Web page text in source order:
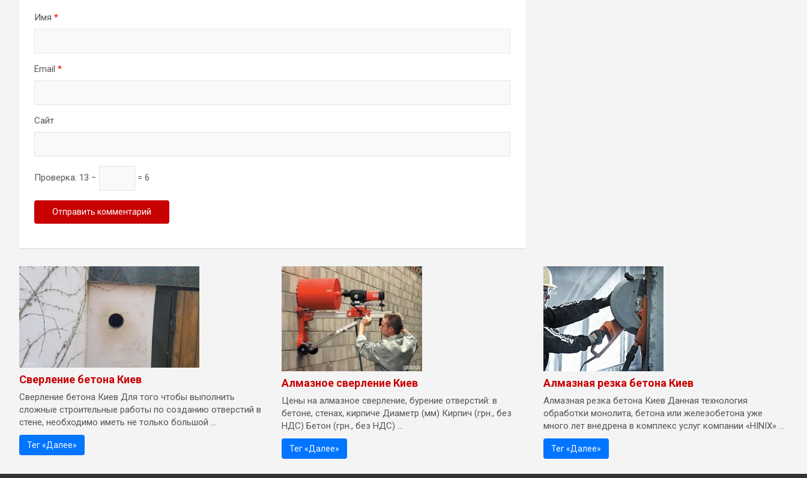
Имя *
Email *
Сайт
Проверка: 13 − = 6
Сверление бетона Киев
Сверление бетона Киев Для того чтобы выполнить
сложные строительные работы по созданию отверстий в
стене, необходимо иметь не только большой ...
Тег «Далее»
Алмазное сверление Киев
Цены на алмазное сверление, бурение отверстий: в
бетоне, стенах, кирпиче Диаметр (мм) Кирпич (грн., без
НДС) Бетон (грн., без НДС) ...
Тег «Далее»
Алмазная резка бетона Киев
Алмазная резка бетона Киев Данная технология
обработки монолита, бетона или железобетона уже
много лет внедрена в комплекс услуг компании «HINIX» ...
Тег «Далее»